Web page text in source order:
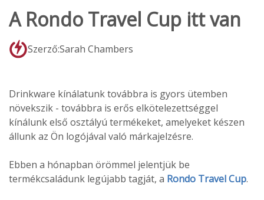
A Rondo Travel Cup itt van
Szerző:Sarah Chambers
Drinkware kínálatunk továbbra is gyors ütemben
növekszik - továbbra is erős elkötelezettséggel
kínálunk első osztályú termékeket, amelyeket készen
állunk az Ön logójával való márkajelzésre.
Ebben a hónapban örömmel jelentjük be
termékcsaládunk legújabb tagját, a Rondo Travel Cup.